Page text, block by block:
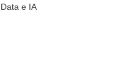
e IA